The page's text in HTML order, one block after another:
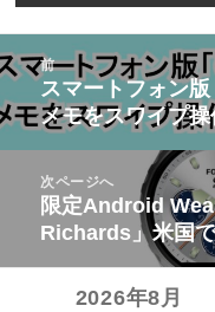
投
稿
ナ
ビ
前
前
の
稿:
スマートフォン
メモをスワイプ
次ページへ
次
の
投
限定Android
Richards」米国
2026年8月